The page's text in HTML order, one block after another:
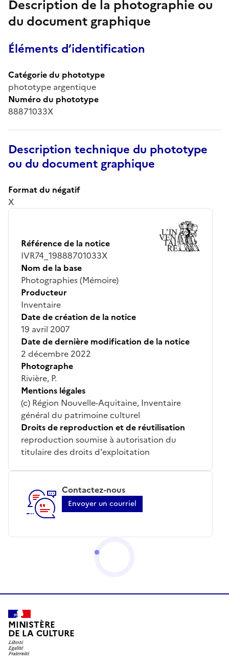
Description de la photographie ou
du document graphique
Éléments d’identification
Catégorie du phototype
phototype argentique
Numéro du phototype
88871033X
Description technique du phototype
ou du document graphique
Format du négatif
X
Référence de la notice
IVR74_19888701033X
Nom de la base
Photographies (Mémoire)
Producteur
Inventaire
Date de création de la notice
19 avril 2007
Date de dernière modification de la notice
2 décembre 2022
Photographe
Rivière, P.
Mentions légales
(c) Région Nouvelle-Aquitaine, Inventaire
général du patrimoine culturel
Droits de reproduction et de réutilisation
reproduction soumise à autorisation du
titulaire des droits d'exploitation
Contactez-nous
Envoyer un courriel
MINISTÈRE
DE LA CULTURE